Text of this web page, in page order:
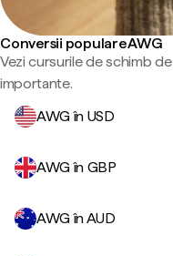
Conversii populare AWG
Vezi cursurile de schimb
importante.
AWG în USD
AWG în GBP
AWG în AUD